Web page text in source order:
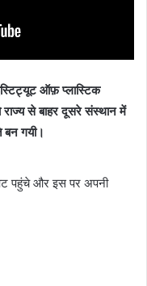
ऑफ़ प्लास्टिक
से बाहर दूसरे संस्थान में
गयी।
पहुंचे और इस पर अपनी